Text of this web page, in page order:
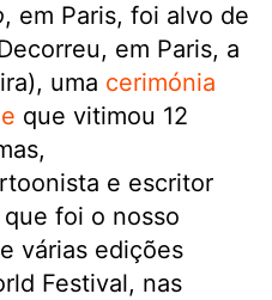
, em Paris, foi alvo de
em Paris, a
uma cerimónia
que vitimou 12
e escritor
foi o nosso
várias edições
Festival, nas